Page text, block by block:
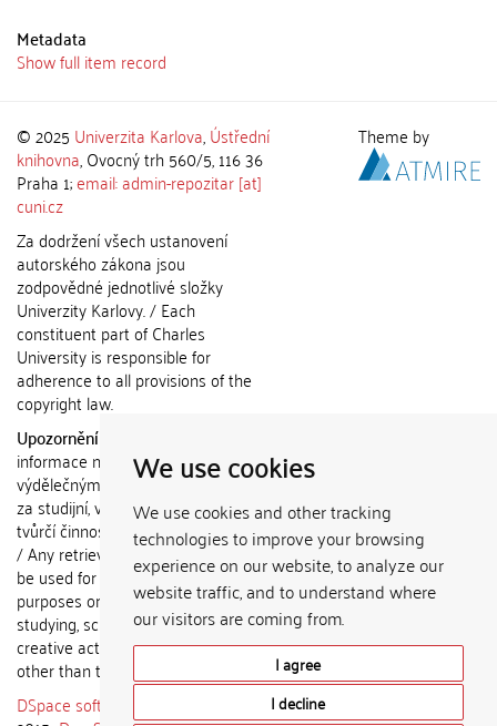
We use cookies
We use cookies and other tracking
technologies to improve your browsing
experience on our website, to analyze our
website traffic, and to understand where
our visitors are coming from.
I agree
I decline
Metadata
Show full item record
© 2025 Univerzita Karlova,Ústřední
knihovna, Ovocný trh 560/5, 116 36
Praha 1;email: admin-repozitar [at]
cuni.cz
Za dodržení všech ustanovení
autorského zákona jsou
zodpovědné jednotlivé složky
Univerzity Karlovy. / Each
constituent part of Charles
University is responsible for
adherence to all provisions of the
copyright law.
Upozornění / Notice:
informace nemohou být použity k
výdělečným účelům nebo vydávány
za studijní, vědeckou nebo jinou
tvůrčí činnost jiné osoby než autora.
/ Any retrieved information shall not
be used for any commercial
purposes or claimed as results of
studying, scientific or any other
creative activities of any person
other than the author.
DSpace software
Theme by